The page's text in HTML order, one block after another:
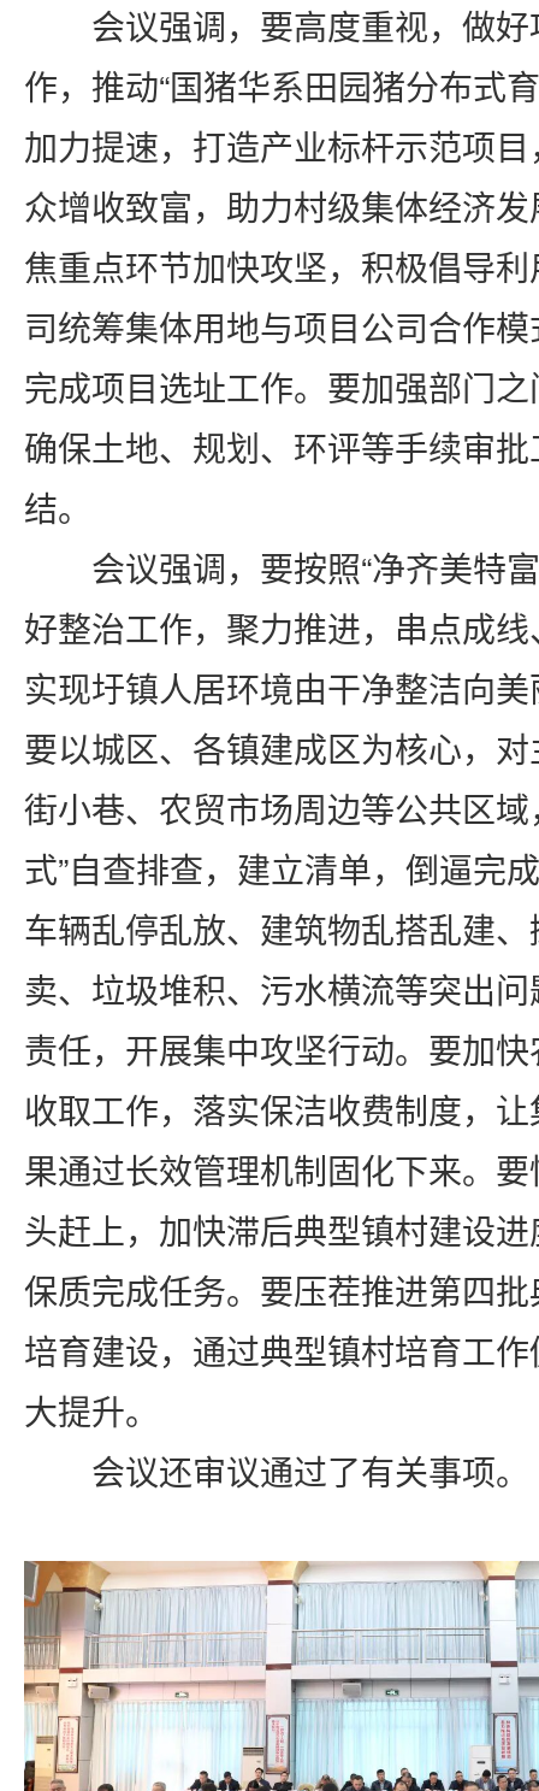
会议强调，要高度重视，做好
作，推动“国猪华系田园猪分布式
加力提速，打造产业标杆示范项
众增收致富，助力村级集体经济
焦重点环节加快攻坚，积极倡导
司统筹集体用地与项目公司合作
完成项目选址工作。要加强部门
确保土地、规划、环评等手续审
结。
会议强调，要按照“净齐美特富
好整治工作，聚力推进，串点成
实现圩镇人居环境由干净整洁向
要以城区、各镇建成区为核心，
街小巷、农贸市场周边等公共区域
式”自查排查，建立清单，倒逼完
车辆乱停乱放、建筑物乱搭乱建
卖、垃圾堆积、污水横流等突出
责任，开展集中攻坚行动。要加
收取工作，落实保洁收费制度，
果通过长效管理机制固化下来。
头赶上，加快滞后典型镇村建设
保质完成任务。要压茬推进第四
培育建设，通过典型镇村培育工
大提升。
会议还审议通过了有关事项。